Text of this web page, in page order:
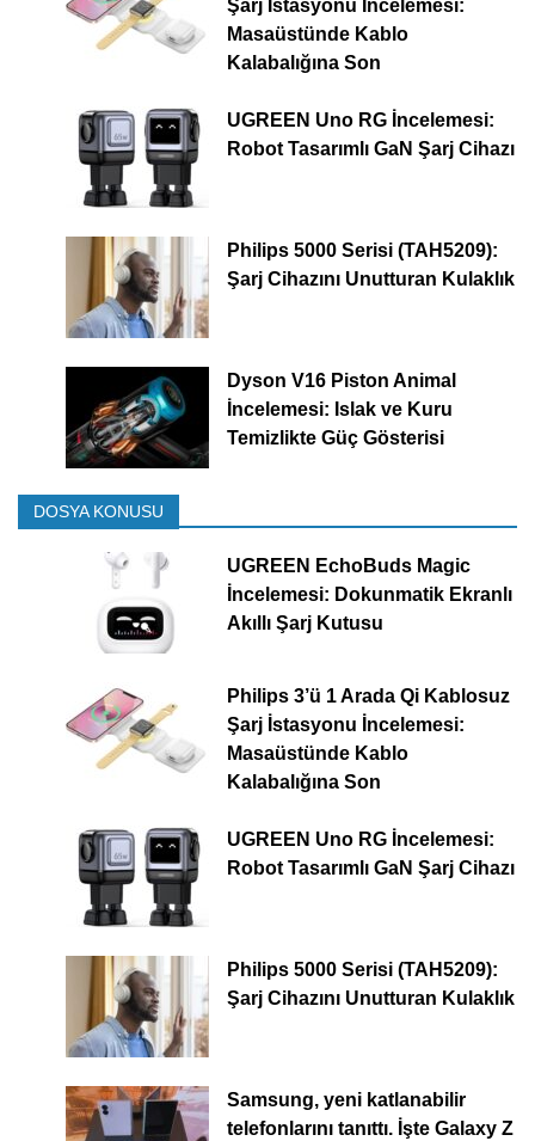
Şarj İstasyonu İncelemesi:
Masaüstünde Kablo
Kalabalığına Son
UGREEN Uno RG İncelemesi:
Robot Tasarımlı GaN Şarj Cihazı
Philips 5000 Serisi (TAH5209):
Şarj Cihazını Unutturan Kulaklık
Dyson V16 Piston Animal
İncelemesi: Islak ve Kuru
Temizlikte Güç Gösterisi
DOSYA KONUSU
UGREEN EchoBuds Magic
İncelemesi: Dokunmatik Ekranlı
Akıllı Şarj Kutusu
Philips 3’ü 1 Arada Qi Kablosuz
Şarj İstasyonu İncelemesi:
Masaüstünde Kablo
Kalabalığına Son
UGREEN Uno RG İncelemesi:
Robot Tasarımlı GaN Şarj Cihazı
Philips 5000 Serisi (TAH5209):
Şarj Cihazını Unutturan Kulaklık
Samsung, yeni katlanabilir
telefonlarını tanıttı. İşte Galaxy Z